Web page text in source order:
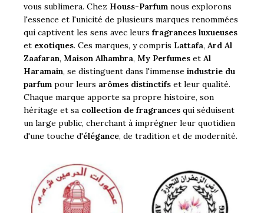
vous sublimera. Chez Houss-Parfum nous explorons
l'essence et l'unicité de plusieurs marques renommées
qui captivent les sens avec leurs fragrances luxueuses
et exotiques. Ces marques, y compris Lattafa, Ard Al
Zaafaran, Maison Alhambra, My Perfumes et Al
Haramain, se distinguent dans l'immense industrie du
parfum pour leurs arômes distinctifs et leur qualité.
Chaque marque apporte sa propre histoire, son
héritage et sa collection de fragrances qui séduisent
un large public, cherchant à imprégner leur quotidien
d'une touche d'élégance, de tradition et de modernité.